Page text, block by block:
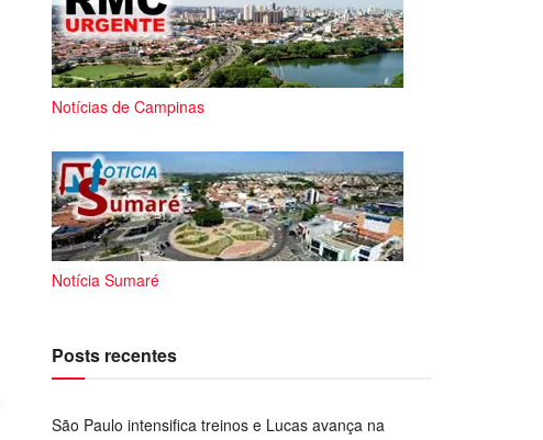
Notícias de Campinas
Notícia Sumaré
Posts recentes
São Paulo intensifica treinos e Lucas avança na